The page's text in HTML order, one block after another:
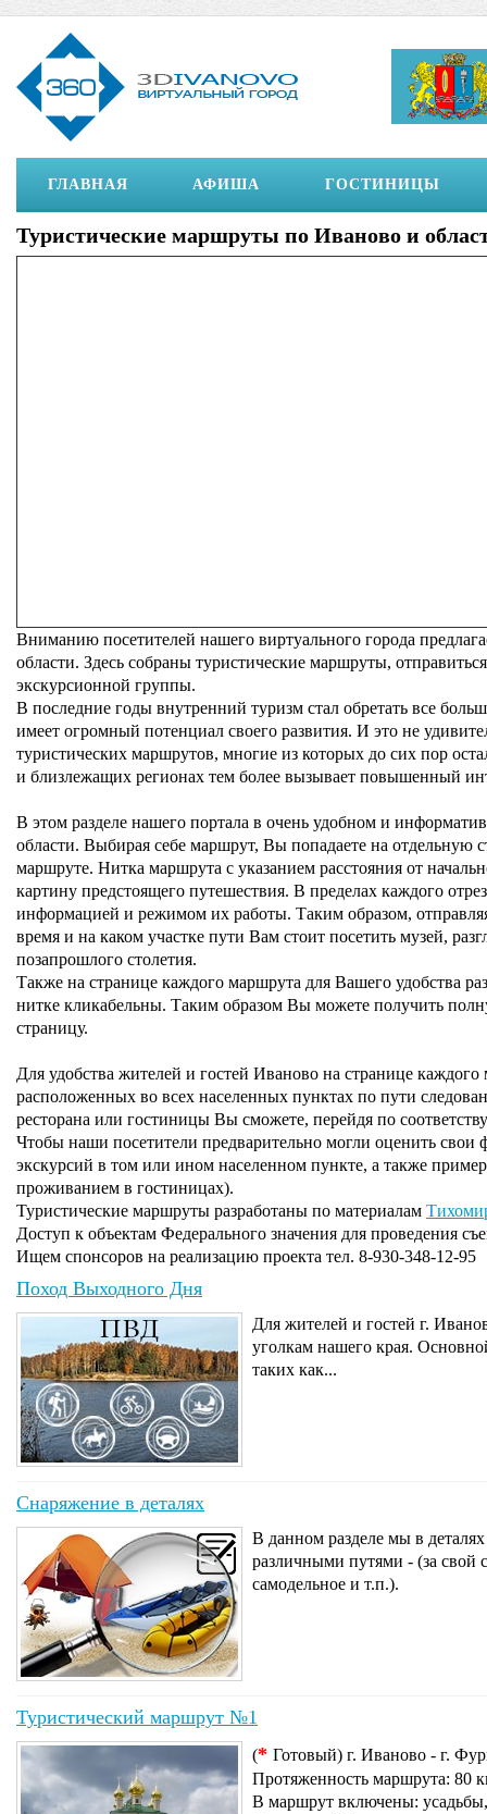
ГЛАВНАЯ АФИША ГОСТИНИЦЫ
Туристические маршруты по Иваново и
Вниманию посетителей нашего виртуального города
области. Здесь собраны туристические маршруты,
экскурсионной группы.
В последние годы внутренний туризм стал обретать все
имеет огромный потенциал своего развития. И это не
туристических маршрутов, многие из которых до сих пор
и близлежащих регионах тем более вызывает повышенный
В этом разделе нашего портала в очень удобном и
области. Выбирая себе маршрут, Вы попадаете на отдельную
маршруте. Нитка маршрута с указанием расстояния от
картину предстоящего путешествия. В пределах каждого
информацией и режимом их работы. Таким образом,
время и на каком участке пути Вам стоит посетить музей,
позапрошлого столетия.
Также на странице каждого маршрута для Вашего удобства
нитке кликабельны. Таким образом Вы можете получить
страницу.
Для удобства жителей и гостей Иваново на странице
расположенных во всех населенных пунктах по пути
ресторана или гостиницы Вы сможете, перейдя по
Чтобы наши посетители предварительно могли оценить
экскурсий в том или ином населенном пункте, а также
проживанием в гостиницах).
Туристические маршруты разработаны по материалам
Доступ к объектам Федерального значения для проведения
Ищем спонсоров на реализацию проекта тел. 8-930-348-12-95
Поход Выходного Дня
Для жителей и гостей г.
уголкам нашего края.
таких как...
Снаряжение в деталях
В данном разделе мы в
различными путями - (за свой
самодельное и т.п.).
Туристический маршрут №1
(* Готовый) г. Иваново - г.
Протяженность маршрута: 80
В маршрут включены: